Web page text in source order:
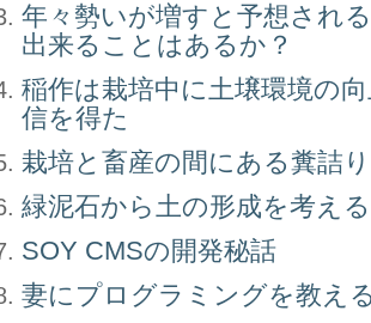
年々勢いが増すと予想され
出来ることはあるか？
稲作は栽培中に土壌環境の
信を得た
栽培と畜産の間にある糞詰
緑泥石から土の形成を考える
SOY CMSの開発秘話
妻にプログラミングを教え